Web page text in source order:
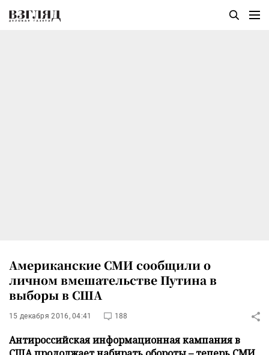
Американские СМИ сообщили о
личном вмешательстве Путина в
выборы в США
15 декабря 2016, 04:41 188
Антироссийская информационная кампания в